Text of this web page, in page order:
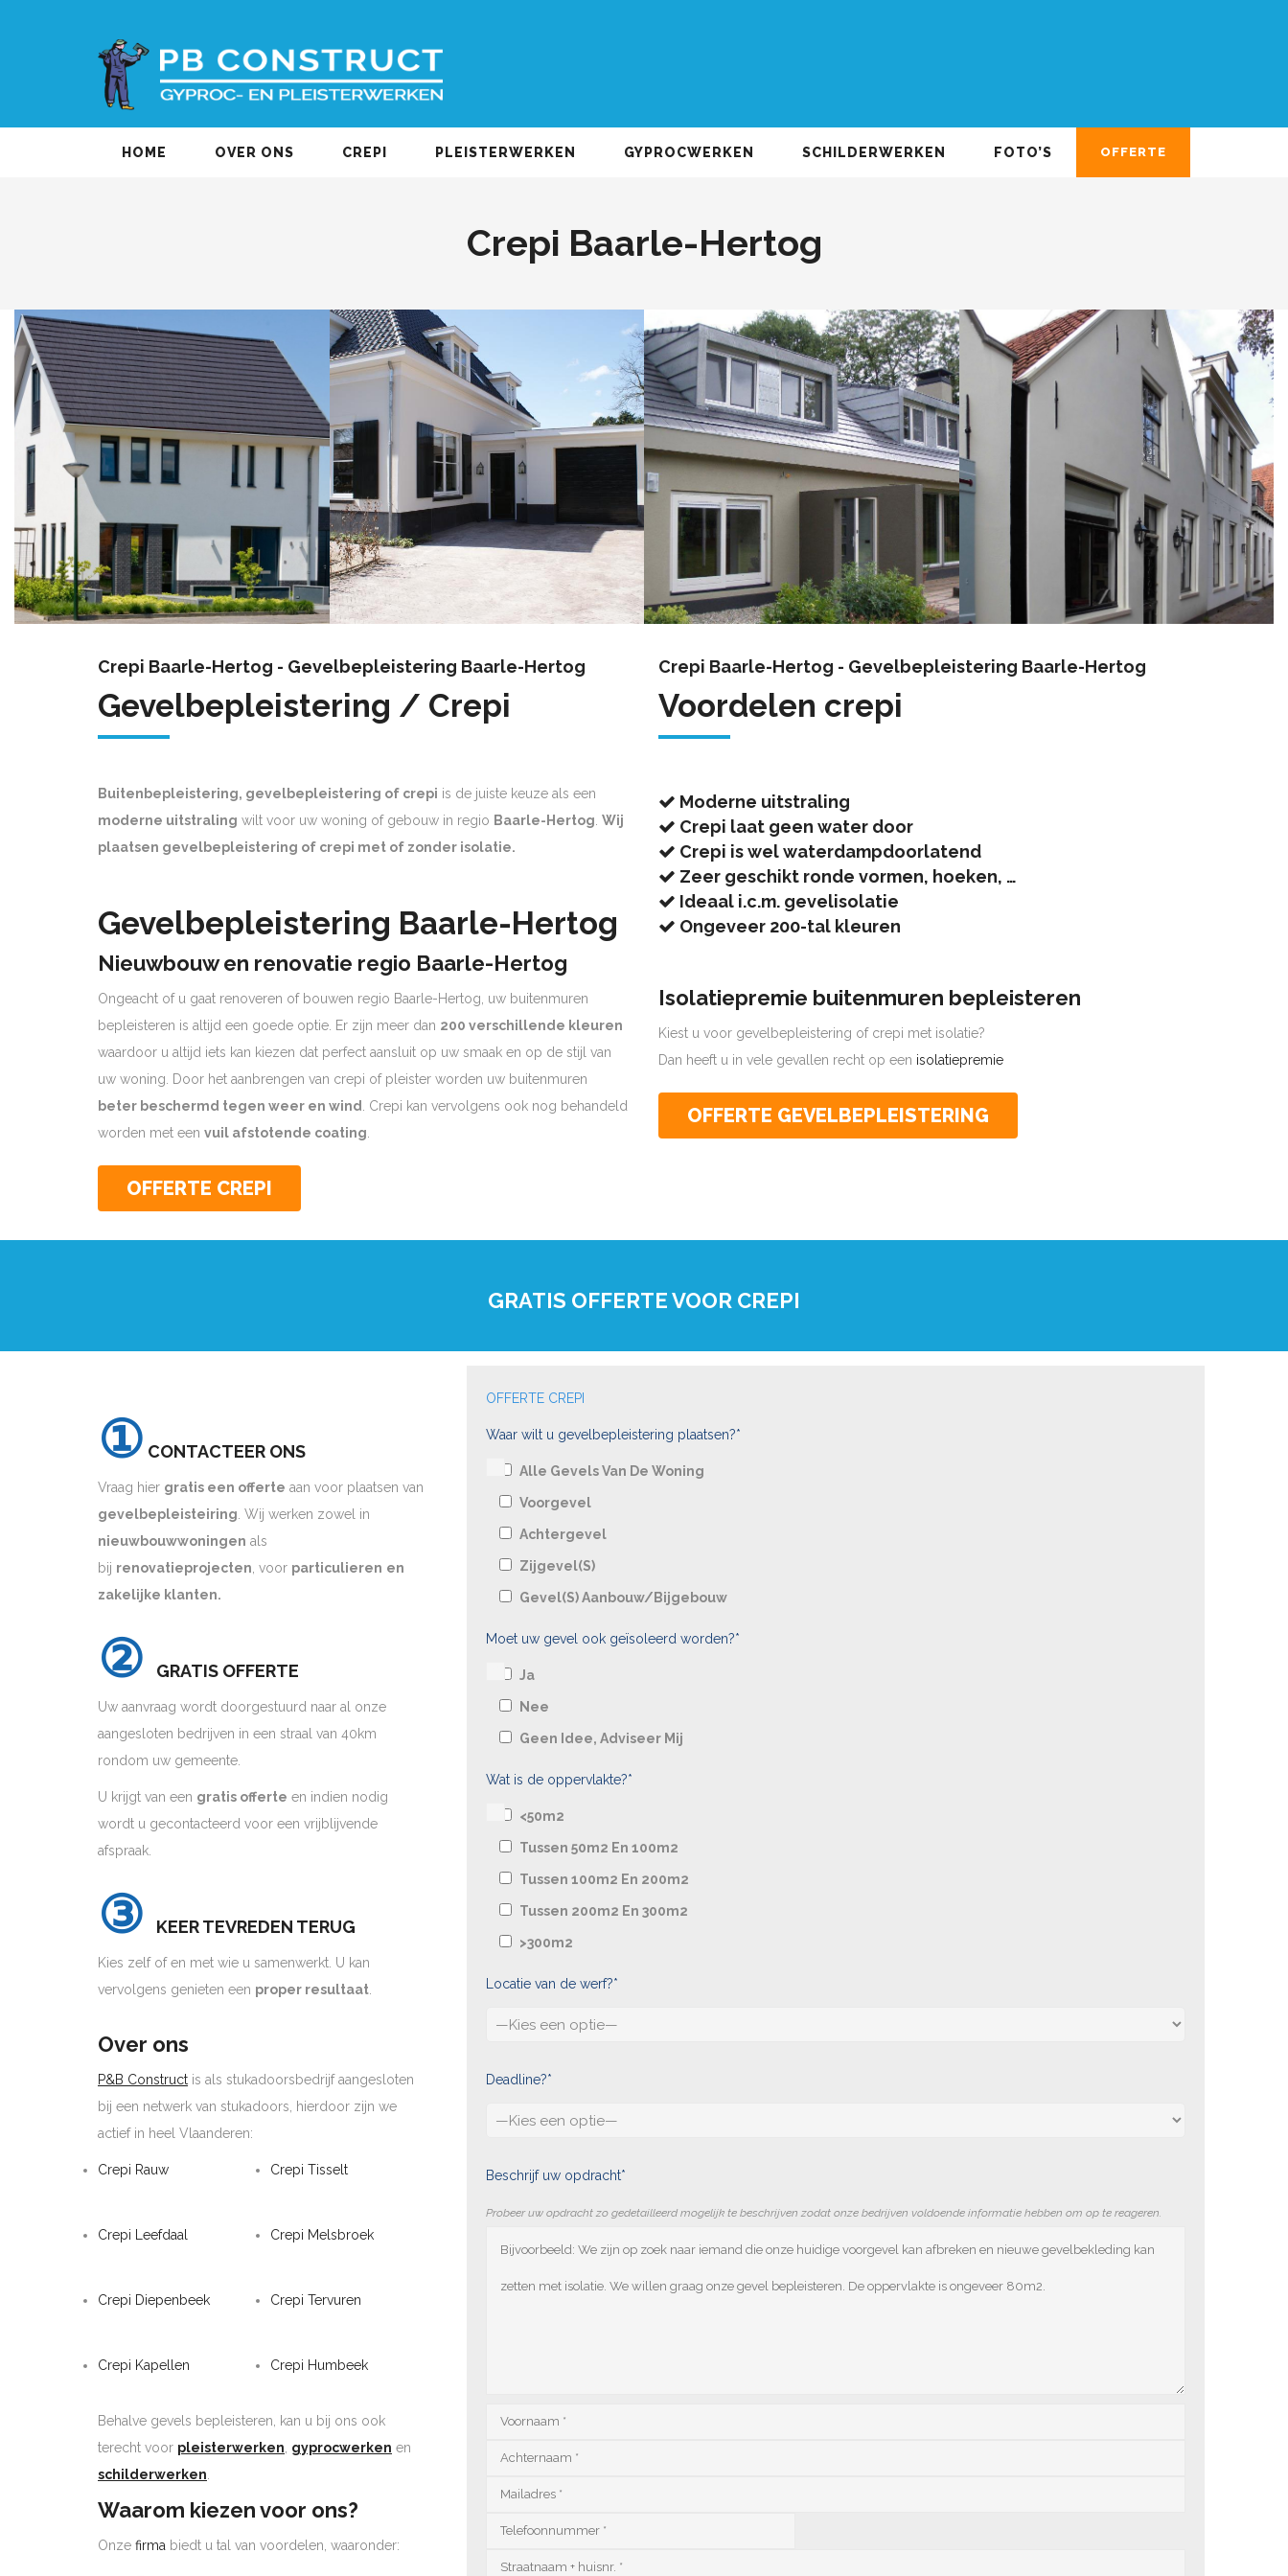
HOME OVER ONS CREPI PLEISTERWERKEN GYPROCWERKEN SCHILDERWERKEN FOTO’S OFFERTE
Crepi Baarle-Hertog
Crepi Baarle-Hertog - Gevelbepleistering Baarle-Hertog
Gevelbepleistering / Crepi
Buitenbepleistering, gevelbepleistering of crepi is de juiste keuze als een
moderne uitstraling wilt voor uw woning of gebouw in regio Baarle-Hertog Wij
plaatsen gevelbepleistering of crepi met of zonder isolatie.
Gevelbepleistering Baarle-Hertog
Nieuwbouw en renovatie regio Baarle-Hertog
Ongeacht of u gaat renoveren of bouwen regio Baarle-Hertog, uw buitenmuren
bepleisteren is altijd een goede optie. Er zijn meer dan 200 verschillende kleuren
waardoor u altijd iets kan kiezen dat perfect aansluit op uw smaak en op de stijl van
uw woning. Door het aanbrengen van crepi of pleister worden uw buitenmuren
beter beschermd tegen weer en wind
. Crepi kan vervolgens ook nog behandeld
worden met een vuil afstotende coating
OFFERTE CREPI
Crepi Baarle-Hertog - Gevelbepleistering Baarle-Hertog
Voordelen crepi
Moderne uitstraling
Crepi laat geen water door
Crepi is wel waterdampdoorlatend
Zeer geschikt ronde vormen, hoeken, …
Ideaal i.c.m. gevelisolatie
Ongeveer 200-tal kleuren
Isolatiepremie buitenmuren bepleisteren
Kiest u voor gevelbepleistering of crepi met isolatie?
Dan heeft u in vele gevallen recht op een isolatiepremie
OFFERTE GEVELBEPLEISTERING
GRATIS OFFERTE VOOR CREPI
① CONTACTEER ONS
Vraag hier gratis een offerte aan voor plaatsen van
gevelbepleisteiring . Wij werken zowel in
nieuwbouwwoningen als
bij renovatieprojecten , voor particulieren en
zakelijke klanten.
② GRATIS OFFERTE
Uw aanvraag wordt doorgestuurd naar al onze
aangesloten bedrijven in een straal van 40km
rondom uw gemeente.
U krijgt van een gratis offerte en indien nodig
wordt u gecontacteerd voor een vrijblijvende
afspraak.
③ KEER TEVREDEN TERUG
Kies zelf of en met wie u samenwerkt. U kan
vervolgens genieten een proper resultaat
Over ons
P&B Construct is als stukadoorsbedrijf aangesloten
bij een netwerk van stukadoors, hierdoor zijn we
actief in heel Vlaanderen:
Crepi Rauw Crepi Tisselt
Crepi Leefdaal Crepi Melsbroek
Crepi Diepenbeek Crepi Tervuren
Crepi Kapellen Crepi Humbeek
Behalve gevels bepleisteren, kan u bij ons ook
terecht voor pleisterwerken gyprocwerken en
schilderwerken
Waarom kiezen voor ons?
Onze firma biedt u tal van voordelen, waaronder:
OFFERTE CREPI
Waar wilt u gevelbepleistering plaatsen?*
Alle Gevels Van De Woning
Voorgevel
Achtergevel
Zijgevel(s)
Gevel(s) Aanbouw/bijgebouw
Moet uw gevel ook geïsoleerd worden?*
Ja
Nee
Geen Idee, Adviseer Mij
Wat is de oppervlakte?*
<50m2
Tussen 50m2 En 100m2
Tussen 100m2 En 200m2
Tussen 200m2 En 300m2
>300m2
Locatie van de werf?*
Deadline?*
Beschrijf uw opdracht*
Probeer uw opdracht zo gedetailleerd mogelijk te beschrijven zodat onze bedrijven voldoende informatie hebben om op te reageren.